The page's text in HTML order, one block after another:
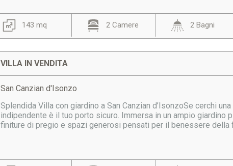
143 mq 2 Camere 2 Bagni
VILLA IN VENDITA
San Canzian d'Isonzo
Splendida Villa con giardino a San Canzian d’IsonzoSe cerchi
indipendente è il tuo porto sicuro. Immersa in un ampio
finiture di pregio e spazi generosi pensati per il benessere della